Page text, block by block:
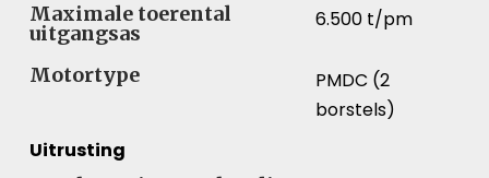
Maximale toerental
uitgangsas
6.500 t/pm
Motortype
PMDC (2
borstels)
Uitrusting